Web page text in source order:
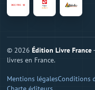
© 2026 Édition Livre France
livres en France.
Mentions légalesConditions